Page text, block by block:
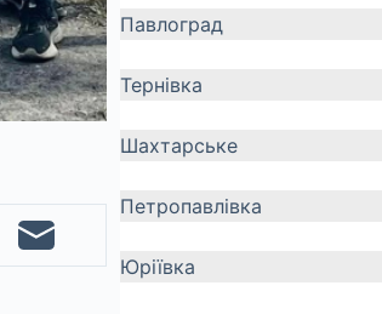
Павлоград
Тернівка
Шахтарське
Петропавлівка
Юріївка